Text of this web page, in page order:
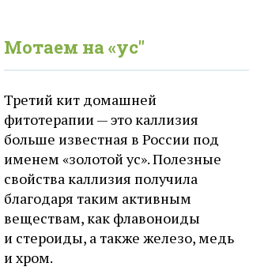
Мотаем на «ус"
Третий кит домашней
фитотерапии — это каллизия
больше известная в России под
именем «золотой ус». Полезные
свойства каллизия получила
благодаря таким активным
веществам, как флавоноиды
и стероиды, а также железо, медь
и хром.